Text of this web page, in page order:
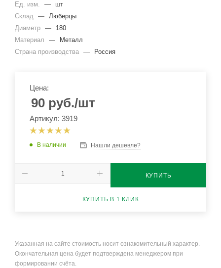
Ед. изм.
—
шт
Склад — Люберцы
Диаметр —
180
Материал
—
Металл
Страна производства — Россия
Цена:
90 руб./шт
Артикул: 3919
В наличии Нашли дешевле?
КУПИТЬ
КУПИТЬ В 1 КЛИК
Указанная на сайте стоимость носит ознакомительный характер.
Окончательная цена будет подтверждена менеджером при
формировании счёта.